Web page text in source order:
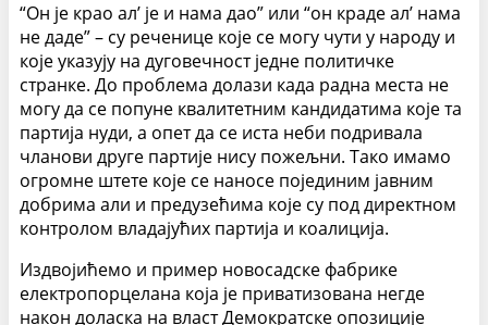
“Он је крао ал’ је и нама дао” или “он краде ал’ нама
не даде” – су реченице које се могу чути у народу и
које указују на дуговечност једне политичке
странке. До проблема долази када радна места не
могу да се попуне квалитетним кандидатима које та
партија нуди, а опет да се иста неби подривала
чланови друге партије нису пожељни. Тако имамо
огромне штете које се наносе појединим јавним
добрима али и предузећима које су под директном
контролом владајућих партија и коалиција.
Издвојићемо и пример новосадске фабрике
електропорцелана која је приватизована негде
након доласка на власт Демократске опозиције